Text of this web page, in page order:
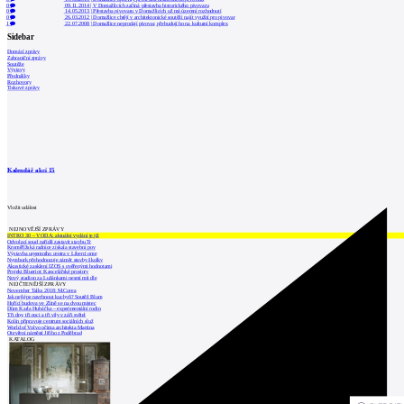
0
09.11.2014| V Domažlicích začíná přestavba historického pivovaru
0
14.05.2013 |Přestavba pivovaru v Domažlicích už má územní rozhodnutí
0
26.03.2012 |Domažlice chtějí v architektonické soutěži najít využití pro pivovar
1
22.07.2008 |Domažlice neprodají pivovar, přebudují ho na kulturní komplex
Sidebar
Domácí zprávy
Zahraniční zprávy
Soutěže
Výstavy
Přednášky
Rozhovory
Tiskové zprávy
Kalendář akcí 15
Vložit událost
NEJNOVĚJŠÍ ZPRÁVY
INTRO 30 – VODA: aktuální vydání je již
Odvolací soud nařídil zastavit stavbu Tr
Kroměřížská radnice získala stavební pov
Výstavba urgentního centra v Liberci ome
Nymburk přehodnocuje záměr stavby školky
Akustické zasklení IZOS s ověřenými hodnotami
Projekt Blueriot: Kancelářské prostory
Nový stadion za Lužánkami nesmí mít dle
NEJČTENĚJŠÍ ZPRÁVY
November Talks 2018: M.Corea
Jak nejlépe navrhnout kuchyň? Soutěž Blum
Hořící budova ve Zlíně se na dvou místec
Dům Karla Hubáčka – experimentální rodin
Tři dny, tři noci a tři vily v záři světel
Kolín připravuje centrum sociálních služ
World of Volvo očima architekta Martina
Otevření náměstí Jiřího z Poděbrad
KATALOG